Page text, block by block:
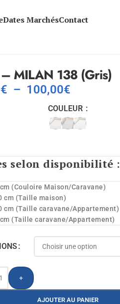
Dates MarchésContact
MILAN 138 (Gris)
€ – 100,00€
COULEUR
selon disponibilité :
(Couloire Maison/Caravane)
cm (Taille maison)
cm (Taille caravane/Appartement)
(Taille caravane/Appartement)
+
AJOUTER AU PANIER